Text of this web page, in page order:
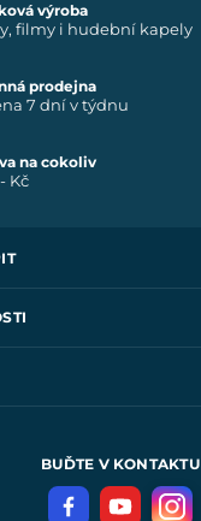
výroba
filmy i hudební kapely
prodejna
7 dní v týdnu
na cokoliv
Kč
Kingdom Come
BUĎTE V KONTAKTU